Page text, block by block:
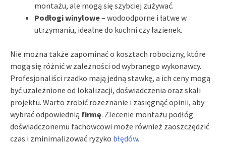
montażu, ale mogą się szybciej zużywać.
Podłogi winylowe– wodoodporne i łatwe w
utrzymaniu, idealne do kuchni czy łazienek.
Nie można także zapominać o kosztach robocizny, które
mogą się różnić w zależności od wybranego wykonawcy.
Profesjonaliści rzadko mają jedną stawkę, a ich ceny mogą
być uzależnione od lokalizacji, doświadczenia oraz skali
projektu. Warto zrobić rozeznanie i zasięgnąć opinii, aby
wybrać odpowiednią firmę. Zlecenie montażu podłóg
doświadczonemu fachowcowi może również zaoszczędzić
czas i zminimalizować ryzyko błędów.